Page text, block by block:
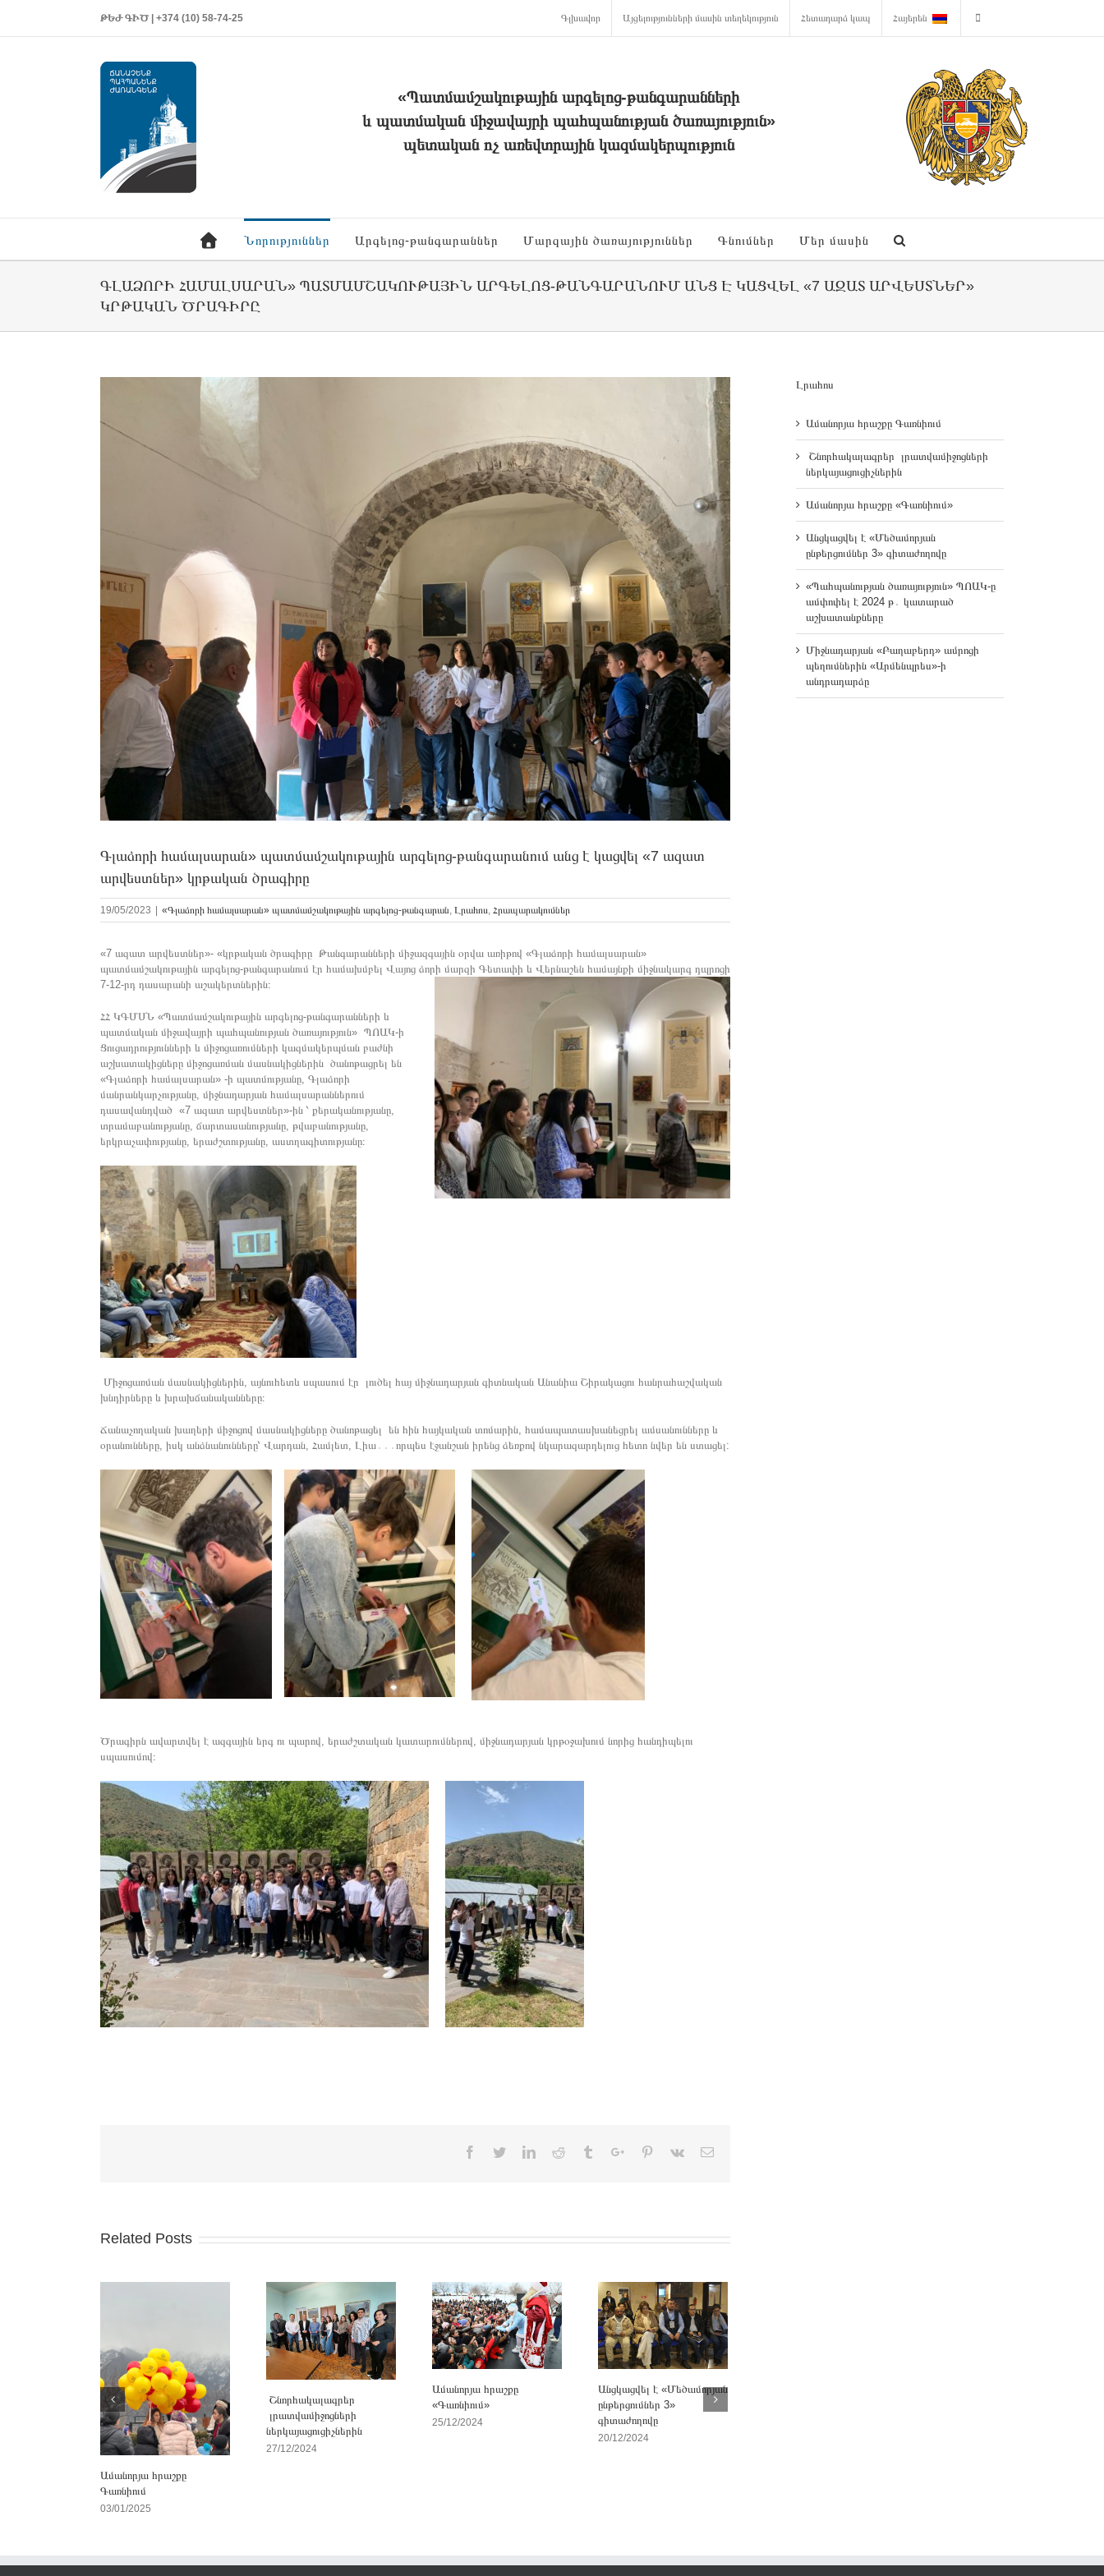
ԹԵԺ ԳԻԾ | +374 (10) 58-74-25 Գլխավոր Այցելությունների մասին տեղեկություն Հետադարձ կապ Հայերեն
«Պատմամշակութային արգելոց-թանգարանների
և պատմական միջավայրի պահպանության ծառայություն»
պետական ոչ առեվտրային կազմակերպություն
Նորություններ Արգելոց-թանգարաններ Մարզային ծառայություններ Գնումներ Մեր մասին
ԳԼԱՁՈՐԻ ՀԱՄԱԼՍԱՐԱՆ» ՊԱՏՄԱՄՇԱԿՈՒԹԱՅԻՆ ԱՐԳԵԼՈՑ-ԹԱՆԳԱՐԱՆՈՒՄ ԱՆՑ Է ԿԱՑՎԵԼ «7 ԱԶԱՏ ԱՐՎԵՍՏՆԵՐ»
ԿՐԹԱԿԱՆ ԾՐԱԳԻՐԸ
Գլաձորի համալսարան» պատմամշակութային արգելոց-թանգարանում անց է կացվել «7 ազատ
արվեստներ» կրթական ծրագիրը
19/05/2023 «Գլաձորի համալսարան» պատմամշակութային արգելոց-թանգարան, Լրահոս, Հրապարակումներ
«7 ազատ արվեստներ»- «կրթական ծրագիրը Թանգարանների միջազգային օրվա առիթով «Գլաձորի համալսարան»
պատմամշակութային արգելոց-թանգարանում էր համախմբել Վայոց ձորի մարզի Գետափի և Վերնաշեն համայնքի միջնակարգ դպրոցի
7-12-րդ դասարանի աշակերտներին։
ՀՀ ԿԳՄՍՆ «Պատմամշակութային արգելոց-թանգարանների և
պատմական միջավայրի պահպանության ծառայություն» ՊՈԱԿ-ի
Ցուցադրությունների և միջոցառումների կազմակերպման բաժնի
աշխատակիցները միջոցառման մասնակիցներին ծանոթացրել են
«Գլաձորի համալսարան» -ի պատմությանը, Գլաձորի
մանրանկարչությանը, միջնադարյան համալսարաններում
դասավանդված «7 ազատ արվեստներ»-ին ՝ քերականությանը,
տրամաբանությանը, ճարտասանությանը, թվաբանությանը,
երկրաչափությանը, երաժշտությանը, աստղագիտությանը։
Միջոցառման մասնակիցներին, այնուհետև սպասում էր լուծել հայ միջնադարյան գիտնական Անանիա Շիրակացու հանրահաշվական
խնդիրները և խրախճանականները։
Ճանաչողական խաղերի միջոցով մասնակիցները ծանոթացել են հին հայկական տոմարին, համապատասխանեցրել ամսանունները և
օրանունները, իսկ անձնանունները՝ Վարդան, Համլետ, Լիա․․․որպես էջանշան իրենց ձեռքով նկարազարդելուց հետո նվեր են ստացել:
Ծրագիրն ավարտվել է ազգային երգ ու պարով, երաժշտական կատարումներով, միջնադարյան կրթօջախում նորից հանդիպելու
սպասումով։
Facebook
TwitterLinkedinReddit TumblrGoogle+Pinterest
Vk Email
Related Posts
Ամանորյա հրաշքը
Գառնիում
03/01/2025
Շնորհակալագրեր
լրատվամիջոցների
ներկայացուցիչներին
27/12/2024
Ամանորյա հրաշքը
«Գառնիում»
25/12/2024
Անցկացվել է «Մեծամորյան
ընթերցումներ 3»
գիտաժողովը
20/12/2024
Լրահոս
Ամանորյա հրաշքը Գառնիում
Շնորհակալագրեր լրատվամիջոցների
ներկայացուցիչներին
Ամանորյա հրաշքը «Գառնիում»
Անցկացվել է «Մեծամորյան
ընթերցումներ 3» գիտաժողովը
«Պահպանության ծառայություն» ՊՈԱԿ-ը
ամփոփել է 2024 թ․ կատարած
աշխատանքները
Միջնադարյան «Բաղաբերդ» ամրոցի
պեղումներին «Արմենպրես»-ի
անդրադարձը